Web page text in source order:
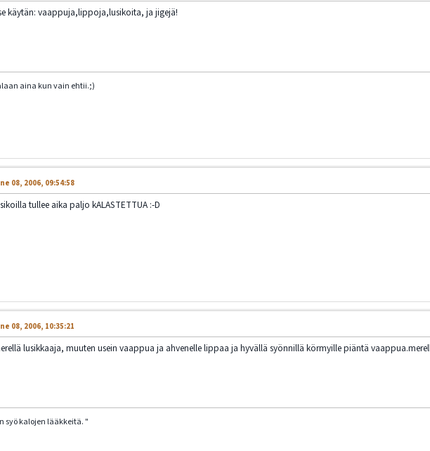
käytän: vaappuja,lippoja,lusikoita, ja jigejä!
aina kun vain ehtii.;)
08, 2006, 09:54:58
tullee aika paljo kALASTETTUA :-D
08, 2006, 10:35:21
lusikkaaja, muuten usein vaappua ja ahvenelle lippaa ja hyvällä syönnillä körmyille piäntä
syö kalojen lääkkeitä. "